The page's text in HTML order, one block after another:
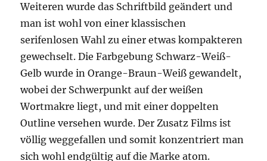
Weiteren wurde das Schriftbild geändert und
man ist wohl von einer klassischen
serifenlosen Wahl zu einer etwas kompakteren
gewechselt. Die Farbgebung Schwarz-Weiß-
Gelb wurde in Orange-Braun-Weiß gewandelt,
wobei der Schwerpunkt auf der weißen
Wortmakre liegt, und mit einer doppelten
Outline versehen wurde. Der Zusatz Films ist
völlig weggefallen und somit konzentriert man
sich wohl endgültig auf die Marke atom.